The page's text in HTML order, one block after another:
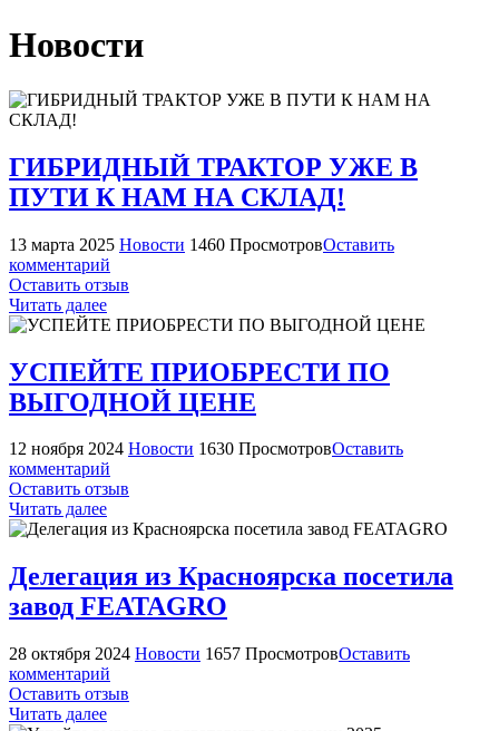
Новости
ГИБРИДНЫЙ ТРАКТОР УЖЕ В
ПУТИ К НАМ НА СКЛАД!
13 марта 2025 Новости 1460 ПросмотровОставить
комментарий
Оставить отзыв
Читать далее
УСПЕЙТЕ ПРИОБРЕСТИ ПО
ВЫГОДНОЙ ЦЕНЕ
12 ноября 2024 Новости 1630 ПросмотровОставить
комментарий
Оставить отзыв
Читать далее
Делегация из Красноярска посетила
завод FEATAGRO
28 октября 2024 Новости 1657 ПросмотровОставить
комментарий
Оставить отзыв
Читать далее